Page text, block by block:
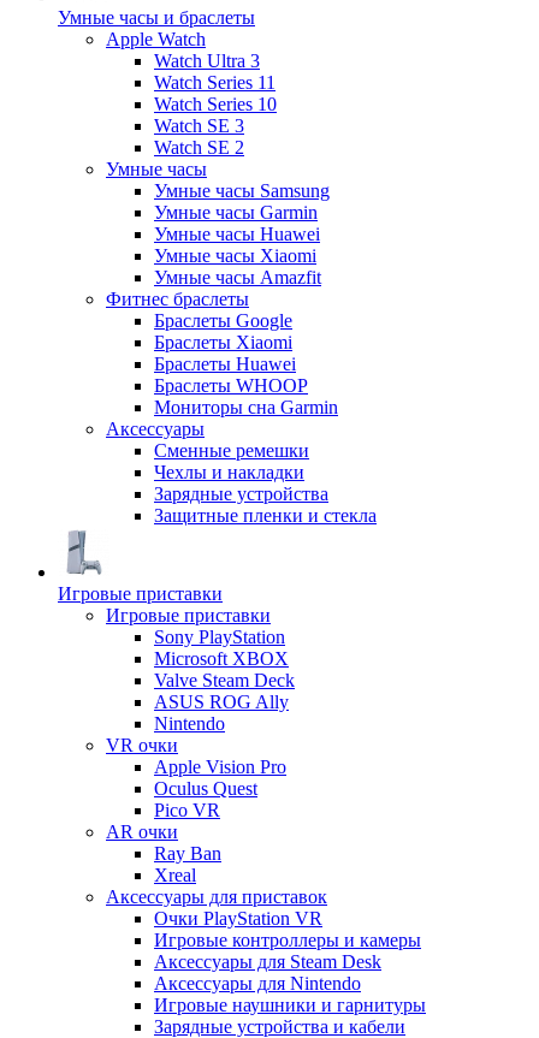
Умные часы и браслеты
Apple Watch
Watch Ultra 3
Watch Series 11
Watch Series 10
Watch SE 3
Watch SE 2
Умные часы
Умные часы Samsung
Умные часы Garmin
Умные часы Huawei
Умные часы Xiaomi
Умные часы Amazfit
Фитнес браслеты
Браслеты Google
Браслеты Xiaomi
Браслеты Huawei
Браслеты WHOOP
Мониторы сна Garmin
Аксессуары
Сменные ремешки
Чехлы и накладки
Зарядные устройства
Защитные пленки и стекла
Игровые приставки
Игровые приставки
Sony PlayStation
Microsoft XBOX
Valve Steam Deck
ASUS ROG Ally
Nintendo
VR очки
Apple Vision Pro
Oculus Quest
Pico VR
AR очки
Ray Ban
Xreal
Аксессуары для приставок
Очки PlayStation VR
Игровые контроллеры и камеры
Аксессуары для Steam Desk
Аксессуары для Nintendo
Игровые наушники и гарнитуры
Зарядные устройства и кабели